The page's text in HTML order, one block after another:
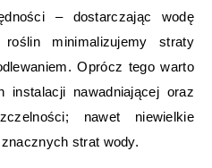
– dostarczając wodę
minimalizujemy straty
Oprócz tego warto
instalacji nawadniającej oraz
nawet niewielkie
strat wody.